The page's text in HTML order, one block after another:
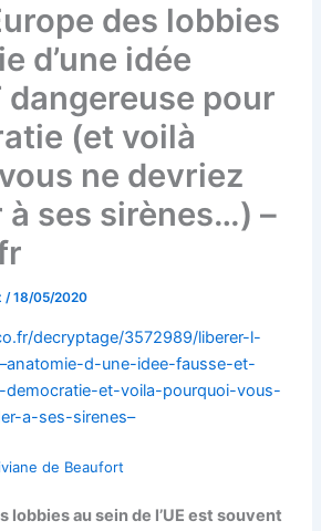
des lobbies
d’une idée
dangereuse pour
(et voilà
ne devriez
à ses sirènes…) –
/18/05/2020
decryptage/3572989/liberer-l-
d-une-idee-fausse-et-
democratie-et-voila-pourquoi-vous-
a-ses-sirenes–
de Beaufort
lobbies au sein de l’UE est souvent